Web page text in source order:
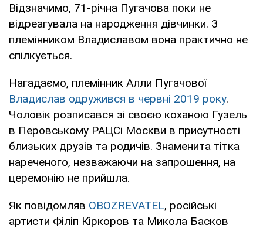
Відзначимо, 71-річна Пугачова поки не
відреагувала на народження дівчинки. З
племінником Владиславом вона практично не
спілкується.
Нагадаємо, племінник Алли Пугачової
Владислав одружився в червні 2019 року.
Чоловік розписався зі своєю коханою Гузель
в Перовському РАЦСі Москви в присутності
близьких друзів та родичів. Знаменита тітка
нареченого, незважаючи на запрошення, на
церемонію не прийшла.
Як повідомляв OBOZREVATEL, російські
артисти Філіп Кіркоров та Микола Басков